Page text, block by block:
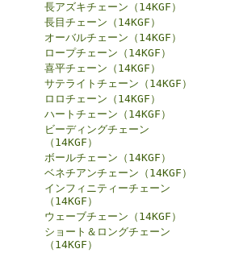
長アズキチェーン（14KGF）
長目チェーン（14KGF）
オーバルチェーン（14KGF）
ロープチェーン（14KGF）
喜平チェーン（14KGF）
サテライトチェーン（14KGF）
ロロチェーン（14KGF）
ハートチェーン（14KGF）
ビーディングチェーン
（14KGF）
ボールチェーン（14KGF）
ベネチアンチェーン（14KGF）
インフィニティーチェーン
（14KGF）
ウェーブチェーン（14KGF）
ショート＆ロングチェーン
（14KGF）